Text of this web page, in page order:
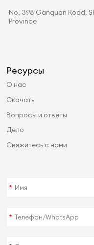
No. 398 Ganquan Road,
Province
Ресурсы
О нас
Скачать
Вопросы и ответы
Дело
Свяжитесь с нами
*
*